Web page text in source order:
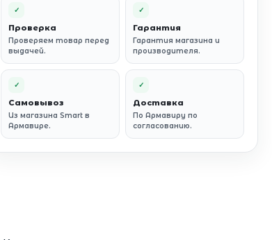
✓
Проверка
Проверяем товар перед
выдачей.
✓
Гарантия
Гарантия магазина и
производителя.
✓
Самовывоз
Из магазина Smart в
Армавире.
✓
Доставка
По Армавиру по
согласованию.